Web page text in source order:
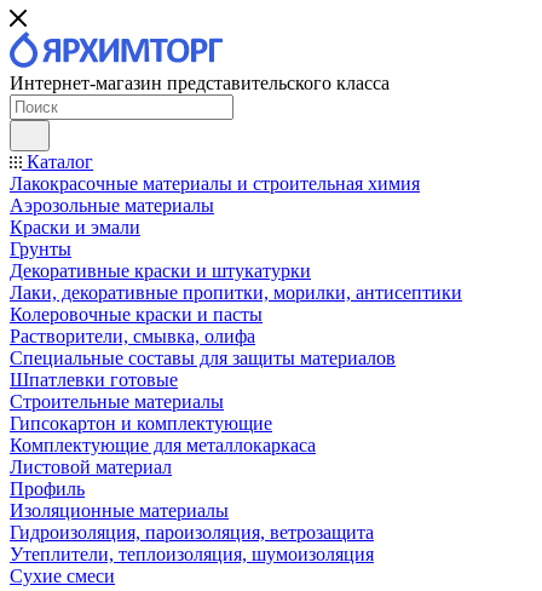
Интернет-магазин представительского класса
Каталог
Лакокрасочные материалы и строительная химия
Аэрозольные материалы
Краски и эмали
Грунты
Декоративные краски и штукатурки
Лаки, декоративные пропитки, морилки, антисептики
Колеровочные краски и пасты
Растворители, смывка, олифа
Специальные составы для защиты материалов
Шпатлевки готовые
Строительные материалы
Гипсокартон и комплектующие
Комплектующие для металлокаркаса
Листовой материал
Профиль
Изоляционные материалы
Гидроизоляция, пароизоляция, ветрозащита
Утеплители, теплоизоляция, шумоизоляция
Сухие смеси